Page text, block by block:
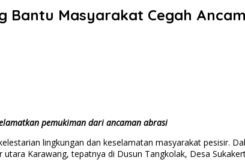
Bantu Masyarakat Cegah
pemukiman dari ancaman abrasi
lingkungan dan keselamatan masyarakat pesisir.
Karawang, tepatnya di Dusun Tangkolak, Desa